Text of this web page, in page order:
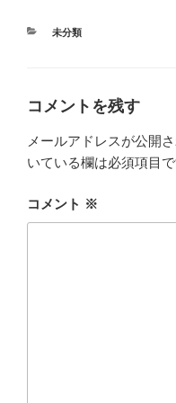
カ
未分類
コメントを残す
メールアドレスが公開
いている欄は必須項目
コメント ※